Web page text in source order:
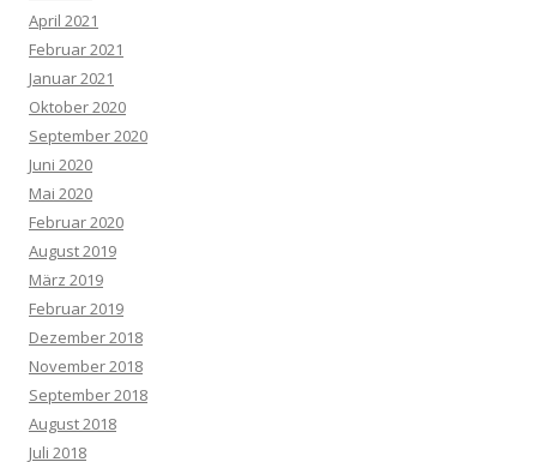
April 2021
Februar 2021
Januar 2021
Oktober 2020
September 2020
Juni 2020
Mai 2020
Februar 2020
August 2019
März 2019
Februar 2019
Dezember 2018
November 2018
September 2018
August 2018
Juli 2018